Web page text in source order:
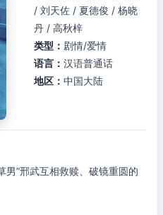
/ 刘天佐 / 夏德俊 / 杨晓
丹 / 高秋梓
类型： 剧情/爱情
语言： 汉语普通话
地区： 中国大陆
男”邢武互相救赎、破镜重圆的